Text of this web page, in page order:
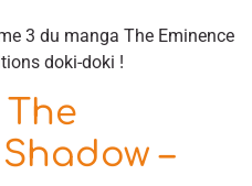
3 du manga The Eminence
doki-doki !
–